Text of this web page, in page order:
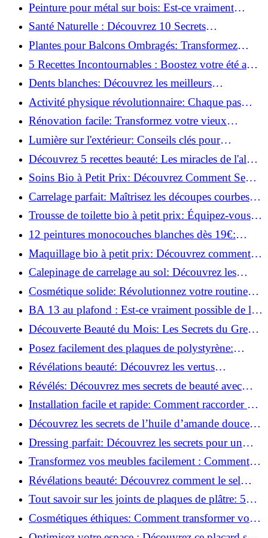
Peinture pour métal sur bois: Est-ce vraiment
possible?
Santé Naturelle : Découvrez 10 Secrets
Incontournables pour un Bien-être Optimal!
Plantes pour Balcons Ombragés: Transformez
votre Terrasse en Oasis Verte!
5 Recettes Incontournables : Boostez votre été avec
des huiles essentielles!
Dents blanches: Découvrez les meilleurs
ingrédients naturels!
Activité physique révolutionnaire: Chaque pas
compte pour votre santé!
Rénovation facile: Transformez votre vieux
parquet irrégulier en un clin d'œil!
Lumière sur l'extérieur: Conseils clés pour
concevoir et installer votre éclairage!
Découvrez 5 recettes beauté: Les miracles de l'aloe
vera pour votre peau!
Soins Bio à Petit Prix: Découvrez Comment Se
Chouchouter Pour Moins de 35€!
Carrelage parfait: Maîtrisez les découpes courbes
facilement!
Trousse de toilette bio à petit prix: Équipez-vous
pour moins de 25€!
12 peintures monocouches blanches dès 19€:
Découvrez les meilleures offres!
Maquillage bio à petit prix: Découvrez comment
s'équiper pour moins de 50€!
Calepinage de carrelage au sol: Découvrez les
astuces incontournables!
Cosmétique solide: Révolutionnez votre routine
beauté pour zéro déchet!
BA 13 au plafond : Est-ce vraiment possible de les
coller ?
Découverte Beauté du Mois: Les Secrets du Green
Glamour !
Posez facilement des plaques de polystyrène:
Transformez votre plafond sans effort !
Révélations beauté: Découvrez les vertus
insoupçonnées de l'huile de coco!
Révélés: Découvrez mes secrets de beauté avec
l'huile de ricin!
Installation facile et rapide: Comment raccorder un
luminaire au plafond!
Découvrez les secrets de l’huile d’amande douce :
Pourquoi vous devez l'adopter!
Dressing parfait: Découvrez les secrets pour un
rangement optimal!
Transformez vos meubles facilement : Comment
installer des roulettes en un clin d'œil !
Révélations beauté: Découvrez comment le sel
transforme votre routine!
Tout savoir sur les joints de plaques de plâtre: 5
questions clés pour comprendre les fissures!
Cosmétiques éthiques: Comment transformer votre
routine beauté!